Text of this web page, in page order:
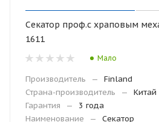
Секатор проф.с храповым
1611
Мало
Производитель —
Finland
Страна-производитель
—
Китай
Гарантия
—
3 года
Наименование
— Секатор